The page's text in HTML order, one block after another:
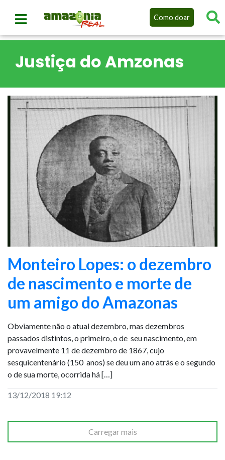
Como doar
Justiça do Amzonas
Monteiro Lopes: o dezembro
de nascimento e morte de
um amigo do Amazonas
Obviamente não o atual dezembro, mas dezembros
passados distintos, o primeiro, o de seu nascimento, em
provavelmente 11 de dezembro de 1867, cujo
sesquicentenário (150 anos) se deu um ano atrás e o segundo
o de sua morte, ocorrida há […]
13/12/2018 19:12
Carregar mais